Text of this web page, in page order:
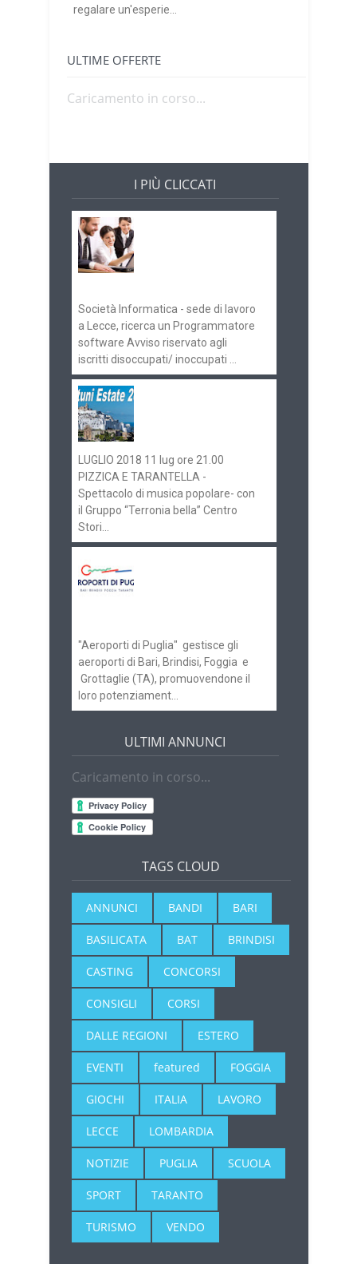
regalare un'esperie...
ULTIME OFFERTE
Caricamento in corso...
I PIÙ CLICCATI
Società Informatica - sede di lavoro
a Lecce, ricerca un Programmatore
software Avviso riservato agli
iscritti disoccupati/ inoccupati ...
LUGLIO 2018 11 lug ore 21.00
PIZZICA E TARANTELLA -
Spettacolo di musica popolare- con
il Gruppo “Terronia bella” Centro
Stori...
"Aeroporti di Puglia" gestisce gli
aeroporti di Bari, Brindisi, Foggia e
Grottaglie (TA), promuovendone il
loro potenziament...
ULTIMI ANNUNCI
Caricamento in corso...
TAGS CLOUD
ANNUNCI BANDI BARI
BASILICATA BAT BRINDISI
CASTING CONCORSI
CONSIGLI CORSI
DALLE REGIONI ESTERO
EVENTI featured FOGGIA
GIOCHI ITALIA LAVORO
LECCE LOMBARDIA
NOTIZIE PUGLIA SCUOLA
SPORT TARANTO
TURISMO VENDO